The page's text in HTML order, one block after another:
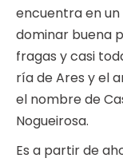
encuentra en
dominar buena
fragas y casi
ría de Ares y el
el nombre de
Nogueirosa.
Es a partir de